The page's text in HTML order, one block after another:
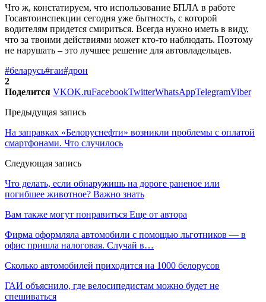
Что ж, констатируем, что использование БПЛА в работе
Госавтоинспекции сегодня уже бытность, с которой
водителям придется смириться. Всегда нужно иметь в виду,
что за твоими действиями может кто-то наблюдать. Поэтому
не нарушать – это лучшее решение для автовладельцев.
#беларусь#гаи#дрон
2
Поделится VKOK.ruFacebookTwitterWhatsAppTelegramViber
Предыдущая запись
На заправках «Белоруснефти» возникли проблемы с оплатой
смартфонами. Что случилось
Следующая запись
Что делать, если обнаружишь на дороге раненое или
погибшее животное? Важно знать
Вам также могут понравиться Еще от автора
Фирма оформляла автомобили с помощью льготников — в
офис пришла налоговая. Случай в…
Сколько автомобилей приходится на 1000 белорусов
ГАИ объяснило, где велосипедистам можно будет не
спешиваться